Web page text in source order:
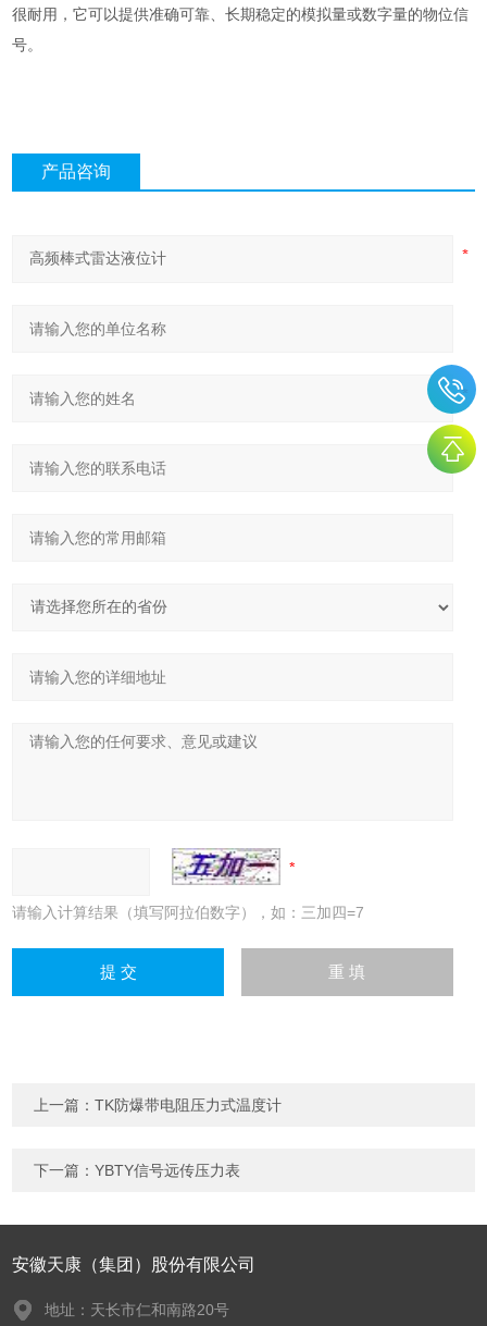
很耐用，它可以提供准确可靠、长期稳定的模拟量或数字量的物位信
号。
产品咨询
请输入计算结果（填写阿拉伯数字），如：三加四=7
上一篇：TK防爆带电阻压力式温度计
下一篇：YBTY信号远传压力表
安徽天康（集团）股份有限公司
地址：天长市仁和南路20号